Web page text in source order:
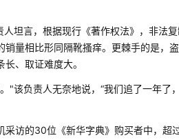
坦言，根据现行《著作权法》，非法
量相比形同隔靴搔痒。更棘手的是，
、取证难度大。
"该负责人无奈地说，“我们追了一年了
访的30位《新华字典》购买者中，超